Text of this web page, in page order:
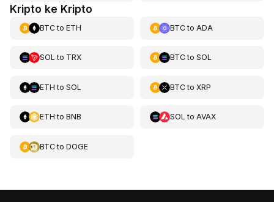
Kripto ke Kripto
BTCto ETH BTCto ADA
SOL to TRX BTCto SOL
ETH to SOL BTCto XRP
ETH to BNB SOL to AVAX
BTCto DOGE